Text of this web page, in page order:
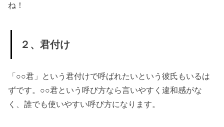
ね！
２、君付け
「○○君」という君付けで呼ばれたいという彼氏もいるは
ずです。○○君という呼び方なら言いやすく違和感がな
く、誰でも使いやすい呼び方になります。